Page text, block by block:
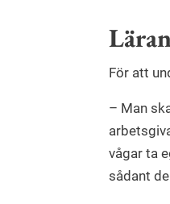
För att
– Man
vågar ta
sådant